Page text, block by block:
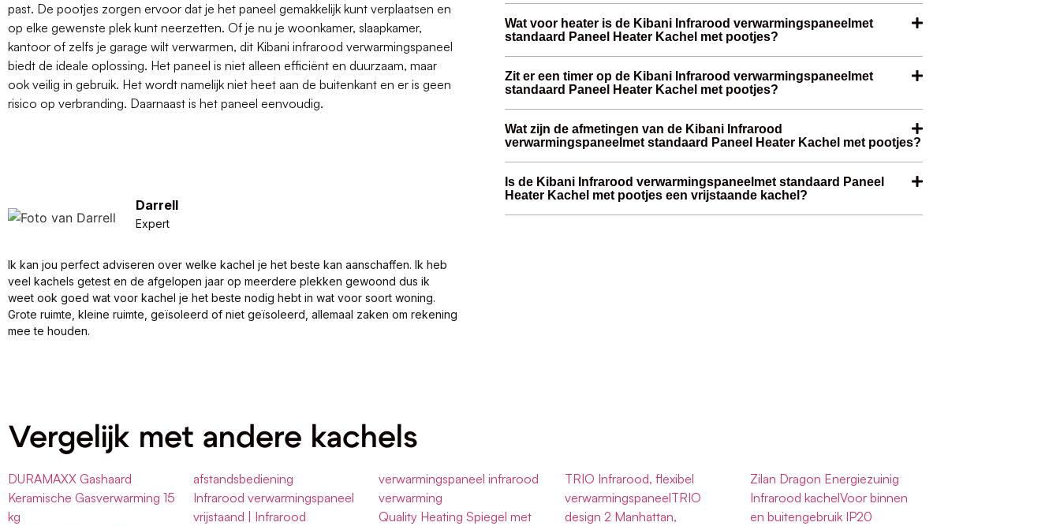
past. De pootjes zorgen ervoor dat je het paneel gemakkelijk kunt verplaatsen en
op elke gewenste plek kunt neerzetten. Of je nu je woonkamer, slaapkamer,
kantoor of zelfs je garage wilt verwarmen, dit Kibani infrarood verwarmingspaneel
biedt de ideale oplossing. Het paneel is niet alleen efficiënt en duurzaam, maar
ook veilig in gebruik. Het wordt namelijk niet heet aan de buitenkant en er is geen
risico op verbranding. Daarnaast is het paneel eenvoudig.
Darrell
Expert
Ik kan jou perfect adviseren over welke kachel je het beste kan aanschaffen. Ik heb
veel kachels getest en de afgelopen jaar op meerdere plekken gewoond dus ik
weet ook goed wat voor kachel je het beste nodig hebt in wat voor soort woning.
Grote ruimte, kleine ruimte, geïsoleerd of niet geïsoleerd, allemaal zaken om rekening
mee te houden.
Wat voor heater is de Kibani Infrarood verwarmingspaneelmet
standaard Paneel Heater Kachel met pootjes?
Zit er een timer op de Kibani Infrarood verwarmingspaneelmet
standaard Paneel Heater Kachel met pootjes?
Wat zijn de afmetingen van de Kibani Infrarood
verwarmingspaneelmet standaard Paneel Heater Kachel met pootjes?
Is de Kibani Infrarood verwarmingspaneelmet standaard Paneel
Heater Kachel met pootjes een vrijstaande kachel?
Vergelijk met andere kachels
DURAMAXX Gashaard
Keramische Gasverwarming 15
kg
afstandsbediening
Infrarood verwarmingspaneel
vrijstaand | Infrarood
verwarmingspaneel infrarood
verwarming
Quality Heating Spiegel met
TRIO Infrarood, flexibel
verwarmingspaneelTRIO
design 2 Manhattan,
Zilan Dragon Energiezuinig
Infrarood kachelVoor binnen
en buitengebruik IP20